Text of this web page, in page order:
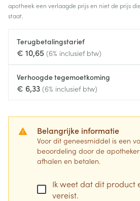
apotheek een verlaagde prijs en niet de prijs
staat.
Terugbetalingstarief
€ 10,65 (6% inclusief btw)
Verhoogde tegemoetkoming
€ 6,33 (6% inclusief btw)
Belangrijke informatie
Voor dit geneesmiddel is een
beoordeling door de
afhalen en betalen.
Ik weet dat dit product
vereist.